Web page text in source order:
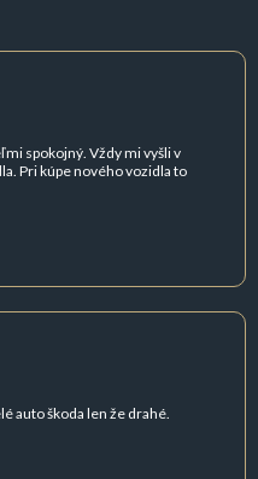
spokojný. Vždy mi vyšli v
Pri kúpe nového vozidla to
auto škoda len že drahé.